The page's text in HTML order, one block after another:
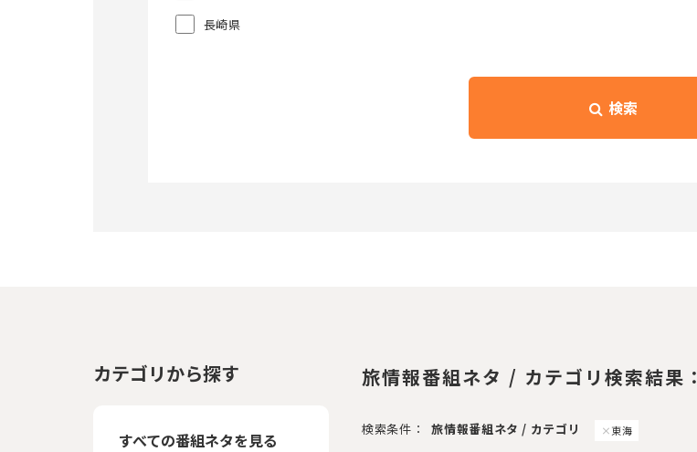
長崎県
検索
旅情報番組ネタ / カテゴリ検索結果：
検索条件： 旅情報番組ネタ / カテゴリ 東海
カテゴリから探す
すべての番組ネタを見る